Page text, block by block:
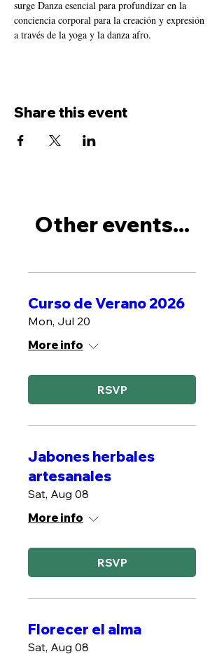
surge Danza esencial para profundizar en la
conciencia corporal para la creación y expresión
a través de la yoga y la danza afro.
Share this event
Other events...
Curso de Verano 2026
Mon, Jul 20
More info
RSVP
Jabones herbales
artesanales
Sat, Aug 08
More info
RSVP
Florecer el alma
Sat, Aug 08